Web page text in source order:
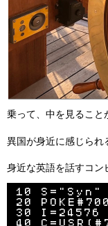
乗って、中を見ること
異国が身近に感じられ
身近な英語を話すコン
10 S="Syn"
20
30 I=24576
40